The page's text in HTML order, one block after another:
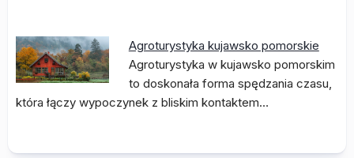
Agroturystyka kujawsko pomorskie
Agroturystyka w kujawsko pomorskim
to doskonała forma spędzania czasu,
która łączy wypoczynek z bliskim kontaktem…